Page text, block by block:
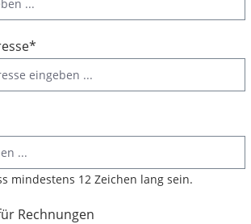
mindestens 12 Zeichen lang sein.
Rechnungen